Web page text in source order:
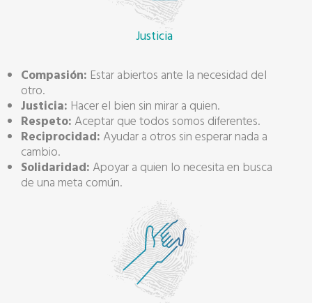
Justicia
Compasión: Estar abiertos ante la necesidad del
otro.
Justicia: Hacer el bien sin mirar a quien.
Respeto: Aceptar que todos somos diferentes.
Reciprocidad: Ayudar a otros sin esperar nada a
cambio.
Solidaridad: Apoyar a quien lo necesita en busca
de una meta común.